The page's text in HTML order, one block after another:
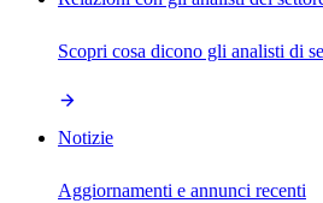
Scopri cosa dicono gli analisti di
Notizie
Aggiornamenti e annunci recenti